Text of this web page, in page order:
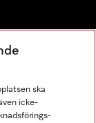
ska
icke-